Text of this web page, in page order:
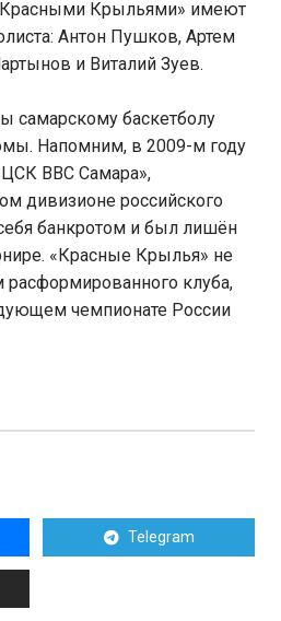
Крыльями» имеют
Антон Пушков, Артем
и Виталий Зуев.
самарскому баскетболу
Напомним, в 2009-м году
ВВС Самара»,
дивизионе российского
банкротом и был лишён
«Красные Крылья» не
клуба,
чемпионате России
Telegram